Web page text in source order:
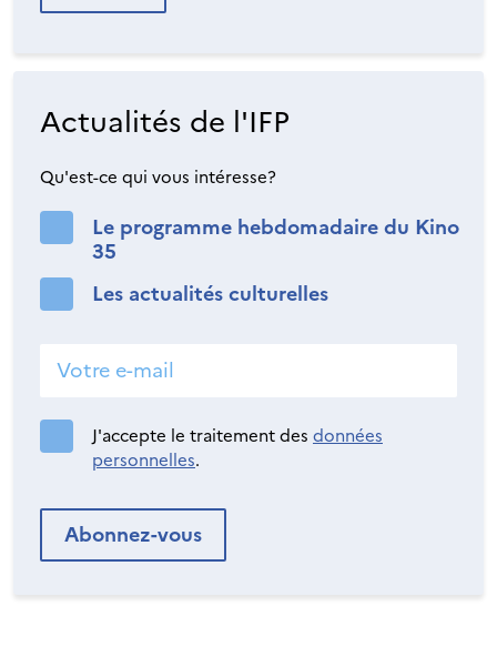
Actualités de l'IFP
Qu'est-ce qui vous intéresse?
Le programme hebdomadaire du Kino
35
Les actualités culturelles
J'accepte le traitement des données
personnelles.